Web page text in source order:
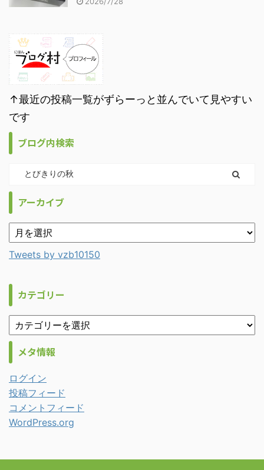
↑最近の投稿一覧がずらーっと並んでいて見やすい
です
ブログ内検索
アーカイブ
Tweets by vzb10150
カテゴリー
メタ情報
ログイン
投稿フィード
コメントフィード
WordPress.org